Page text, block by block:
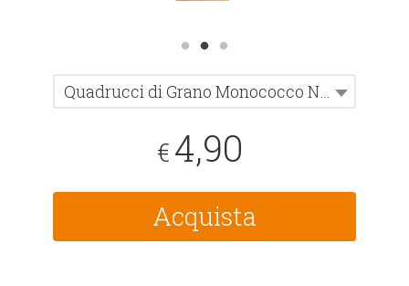
Quadrucci di Grano Monococco Norberto BIO 400 g
€4,90
Acquista